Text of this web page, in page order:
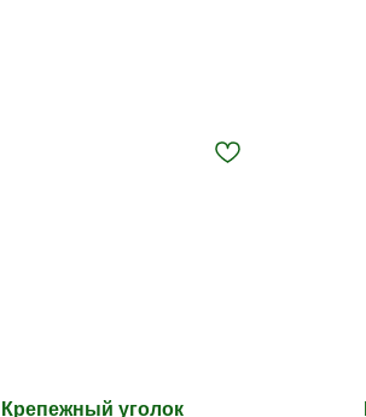
Крепежный уголок